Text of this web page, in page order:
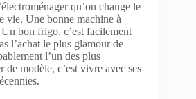
qu’on change le
vie. Une bonne machine à
bon frigo, c’est facilement
l’achat le plus glamour de
l’un des plus
de modèle, c’est vivre avec ses